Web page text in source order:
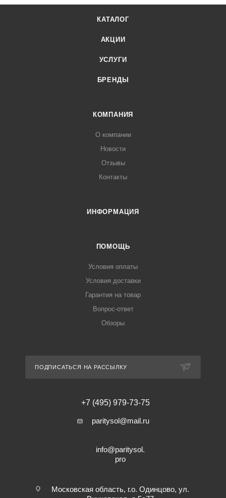
КАТАЛОГ
АКЦИИ
УСЛУГИ
БРЕНДЫ
КОМПАНИЯ
О компании
Новости
Отзывы
Контакты
ИНФОРМАЦИЯ
ПОМОЩЬ
Условия оплаты
Условия доставки
Гарантия на товар
Вопрос-ответ
Обзоры
ПОДПИСАТЬСЯ НА РАССЫЛКУ
+7 (495) 979-73-75
paritysol@mail.ru
info@paritysol.
pro
Московская область, г.о. Одинцово, ул.